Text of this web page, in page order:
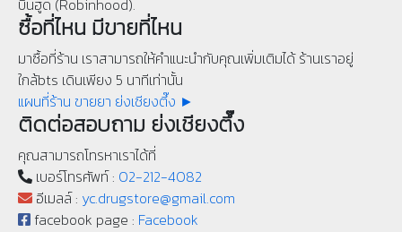
บินฮูด (Robinhood).
ซื้อที่ไหน มีขายที่ไหน
มาซื้อที่ร้าน เราสามารถให้คำแนะนำกับคุณเพิ่มเติมได้ ร้านเราอยู่
ใกล้bts เดินเพียง 5 นาทีเท่านั้น
แผนที่ร้าน ขายยา ย่งเชียงตึ๊ง ►
ติดต่อสอบถาม ย่งเชียงตึ๊ง
คุณสามารถโทรหาเราได้ที่
เบอร์โทรศัพท์ : 02-212-4082
อีเมลล์ : yc.drugstore@gmail.com
facebook page : Facebook